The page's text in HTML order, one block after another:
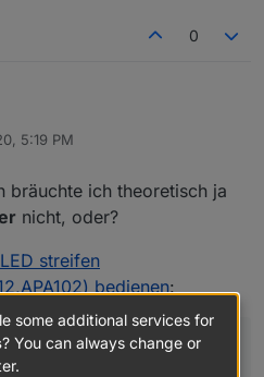
0
vorerst die Bedienung
wenn ich Zeit dazu habe.
5:19 PM
bräuchte ich theoretisch ja
nicht, oder?
streifen
bedienen:
wenn ich Zeit dazu habe.
some additional services for
? You can always change or